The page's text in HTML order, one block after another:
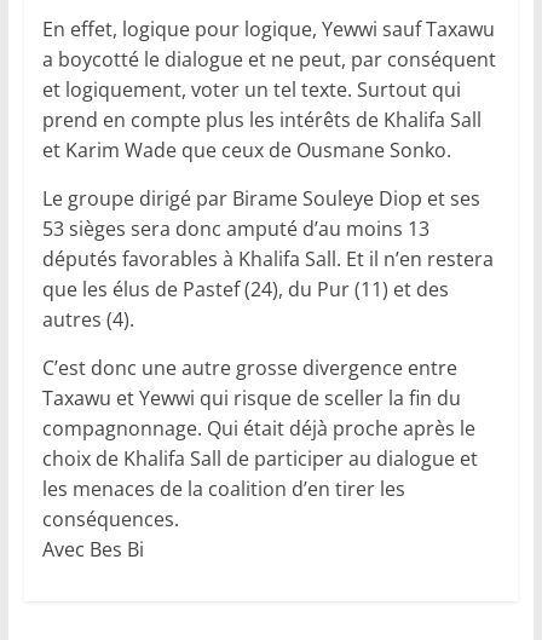
En effet, logique pour logique, Yewwi sauf Taxawu
a boycotté le dialogue et ne peut, par conséquent
et logiquement, voter un tel texte. Surtout qui
prend en compte plus les intérêts de Khalifa Sall
et Karim Wade que ceux de Ousmane Sonko.
Le groupe dirigé par Birame Souleye Diop et ses
53 sièges sera donc amputé d’au moins 13
députés favorables à Khalifa Sall. Et il n’en restera
que les élus de Pastef (24), du Pur (11) et des
autres (4).
C’est donc une autre grosse divergence entre
Taxawu et Yewwi qui risque de sceller la fin du
compagnonnage. Qui était déjà proche après le
choix de Khalifa Sall de participer au dialogue et
les menaces de la coalition d’en tirer les
conséquences.
Avec Bes Bi